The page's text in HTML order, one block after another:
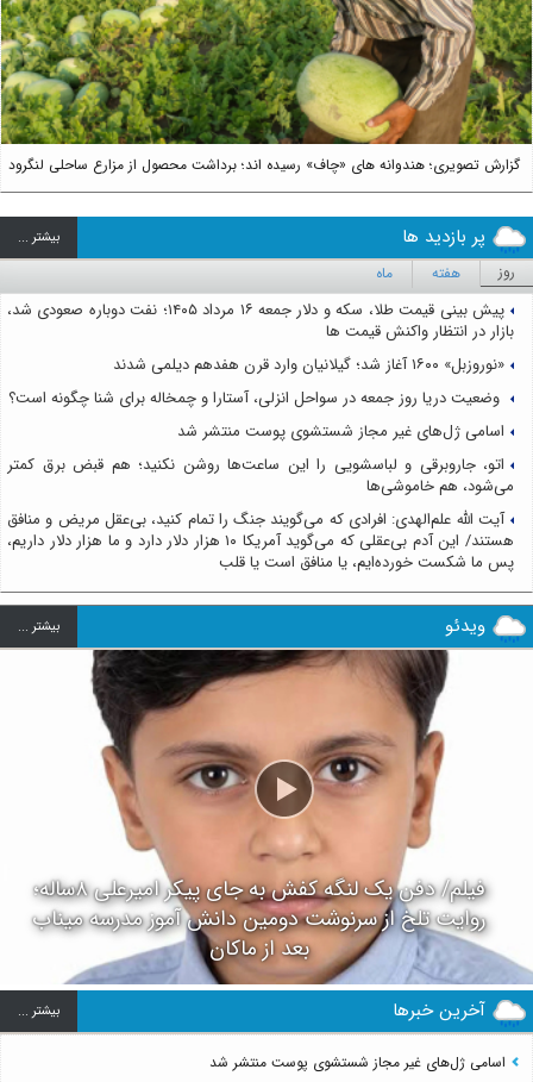
گزارش تصویری؛ هندوانه های «چاف» رسیده اند؛ برداشت محصول از مزارع ساحلی لنگرود
Next
پر بازدید ها بيشتر ...
روز هفته ماه
پیش بینی قیمت طلا، سکه و دلار جمعه ۱۶ مرداد ۱۴۰۵؛ نفت دوباره صعودی شد،
بازار در انتظار واکنش قیمت ها
«نوروزبل» ۱۶۰۰ آغاز شد؛ گیلانیان وارد قرن هفدهم دیلمی شدند
وضعیت دریا روز جمعه در سواحل انزلی، آستارا و چمخاله برای شنا چگونه است؟
اسامی ژل‌های غیر مجاز شستشوی پوست منتشر شد
اتو، جاروبرقی و لباسشویی را این ساعت‌ها روشن نکنید؛ هم قبض برق کمتر
می‌شود، هم خاموشی‌ها
آیت الله علم‌الهدی: افرادی که می‌گویند جنگ را تمام کنید، بی‌عقل مریض و منافق
هستند/ این آدم بی‌عقلی که می‌گوید آمریکا ۱۰ هزار دلار دارد و ما هزار دلار داریم،
پس ما شکست خورده‌ایم، یا منافق است یا قلب
ویدئو بيشتر ...
فیلم/ دفن یک لنگه کفش به جای پیکر امیرعلی ۸ساله؛
روایت تلخ از سرنوشت دومین دانش آموز مدرسه میناب
بعد از ماکان
آخرین خبرها بيشتر ...
اسامی ژل‌های غیر مجاز شستشوی پوست منتشر شد